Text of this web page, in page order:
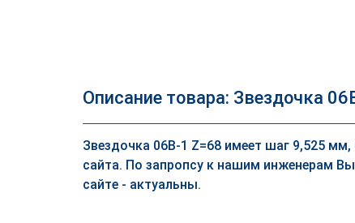
Описание товара: Звездочка
Звездочка 06B-1 Z=68 имеет шаг 9,525
сайта. По запропсу к нашим инженерам
сайте - актуальны.